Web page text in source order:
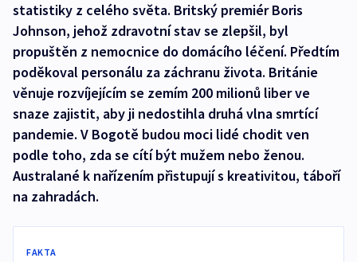
statistiky z celého světa. Britský premiér Boris
Johnson, jehož zdravotní stav se zlepšil, byl
propuštěn z nemocnice do domácího léčení. Předtím
poděkoval personálu za záchranu života. Británie
věnuje rozvíjejícím se zemím 200 milionů liber ve
snaze zajistit, aby ji nedostihla druhá vlna smrtící
pandemie. V Bogotě budou moci lidé chodit ven
podle toho, zda se cítí být mužem nebo ženou.
Australané k nařízením přistupují s kreativitou, táboří
na zahradách.
FAKTA